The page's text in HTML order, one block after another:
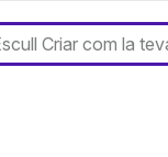
Criar com la